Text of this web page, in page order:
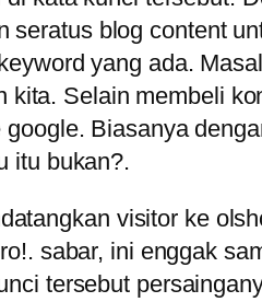
blog content
yang ada.
Selain membeli
Biasanya
itu bukan?.
visitor ke
sabar, ini enggak
tersebut